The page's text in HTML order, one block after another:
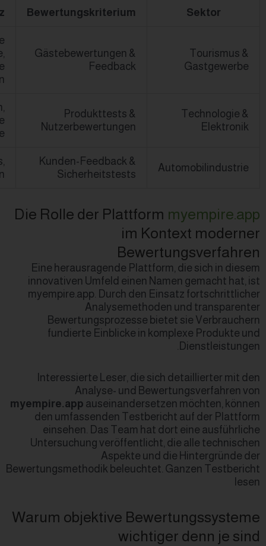
Bewertungskriterium
Technologieeinsatz
Gästebewertungen &
Feedback
Sentimentanalyse,
verifizierte
Produkttests &
Nutzerbewertungen
Big Data-Analysen,
automatische
Bewertungssynthese
Kunden-Feedback &
Sicherheitstests
Predictive Analytics,
Datenaggregation
Die Rolle der
im
Eine herausragende
innovativen Umfeld einen
myempire.app. Durch den
Bewertungsprozesse
fundierte Einblicke in
Interessierte Leser, die
Analyse- und
myempire.app
den umfassenden
einsehen. Das Team
Untersuchung
Aspekte
Bewertungsmethodik
Warum objektive